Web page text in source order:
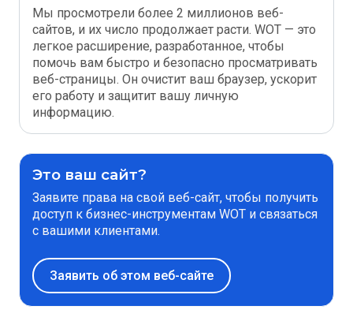
Мы просмотрели более 2 миллионов веб-
сайтов, и их число продолжает расти. WOT — это
легкое расширение, разработанное, чтобы
помочь вам быстро и безопасно просматривать
веб-страницы. Он очистит ваш браузер, ускорит
его работу и защитит вашу личную
информацию.
Это ваш сайт?
Заявите права на свой веб-сайт, чтобы получить
доступ к бизнес-инструментам WOT и связаться
с вашими клиентами.
Заявить об этом веб-сайте